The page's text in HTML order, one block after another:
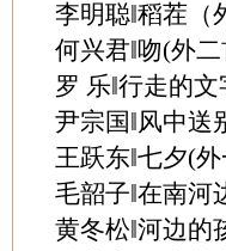
李明聪‖稻茬（
何兴君‖吻(外二
罗 乐‖行走的
尹宗国‖风中送
王跃东‖七夕(
毛韶子‖在南河
黄冬松‖河边的